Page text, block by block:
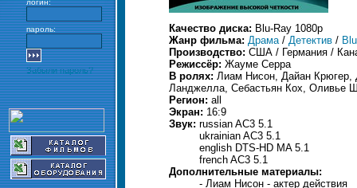
логин:
пароль:
Забыли пароль?
Качество диска: Blu-Ray 1080p
Жанр фильма: Драма/ Детектив /
Производство: США / Германия /
Режиссёр: Жауме Серра
В ролях: Лиам Нисон, Дайан Крюгер,
Ланджелла, Себастьян Кох, Оливье
Регион: all
Экран: 16:9
Звук: russian AC3 5.1
ukrainian AC3 5.1
english DTS-HD MA 5.1
french AC3 5.1
Дополнительные материалы:
- Лиам Нисон - актер действия